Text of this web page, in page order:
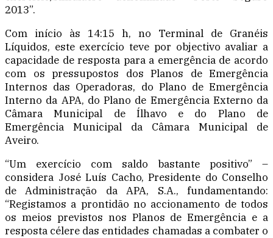
2013”.
Com início às 14:15 h, no Terminal de Granéis
Líquidos, este exercício teve por objectivo avaliar a
capacidade de resposta para a emergência de acordo
com os pressupostos dos Planos de Emergência
Internos das Operadoras, do Plano de Emergência
Interno da APA, do Plano de Emergência Externo da
Câmara Municipal de Ílhavo e do Plano de
Emergência Municipal da Câmara Municipal de
Aveiro.
“Um exercício com saldo bastante positivo” –
considera José Luís Cacho, Presidente do Conselho
de Administração da APA, S.A., fundamentando:
“Registamos a prontidão no accionamento de todos
os meios previstos nos Planos de Emergência e a
resposta célere das entidades chamadas a combater o